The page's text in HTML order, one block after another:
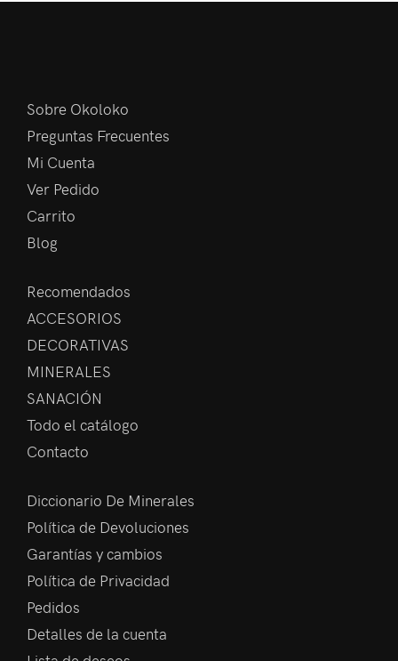
Sobre Okoloko
Preguntas Frecuentes
Mi Cuenta
Ver Pedido
Carrito
Blog
Recomendados
ACCESORIOS
DECORATIVAS
MINERALES
SANACIÓN
Todo el catálogo
Contacto
Diccionario De Minerales
Política de Devoluciones
Garantías y cambios
Política de Privacidad
Pedidos
Detalles de la cuenta